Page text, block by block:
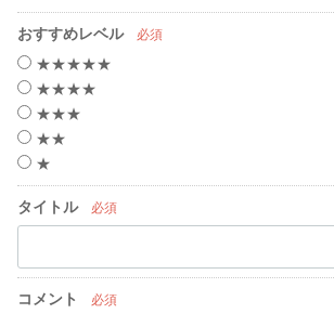
おすすめレベル 必須
★★★★★
★★★★
★★★
★★
★
タイトル 必須
コメント 必須